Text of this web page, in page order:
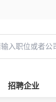
招聘企业